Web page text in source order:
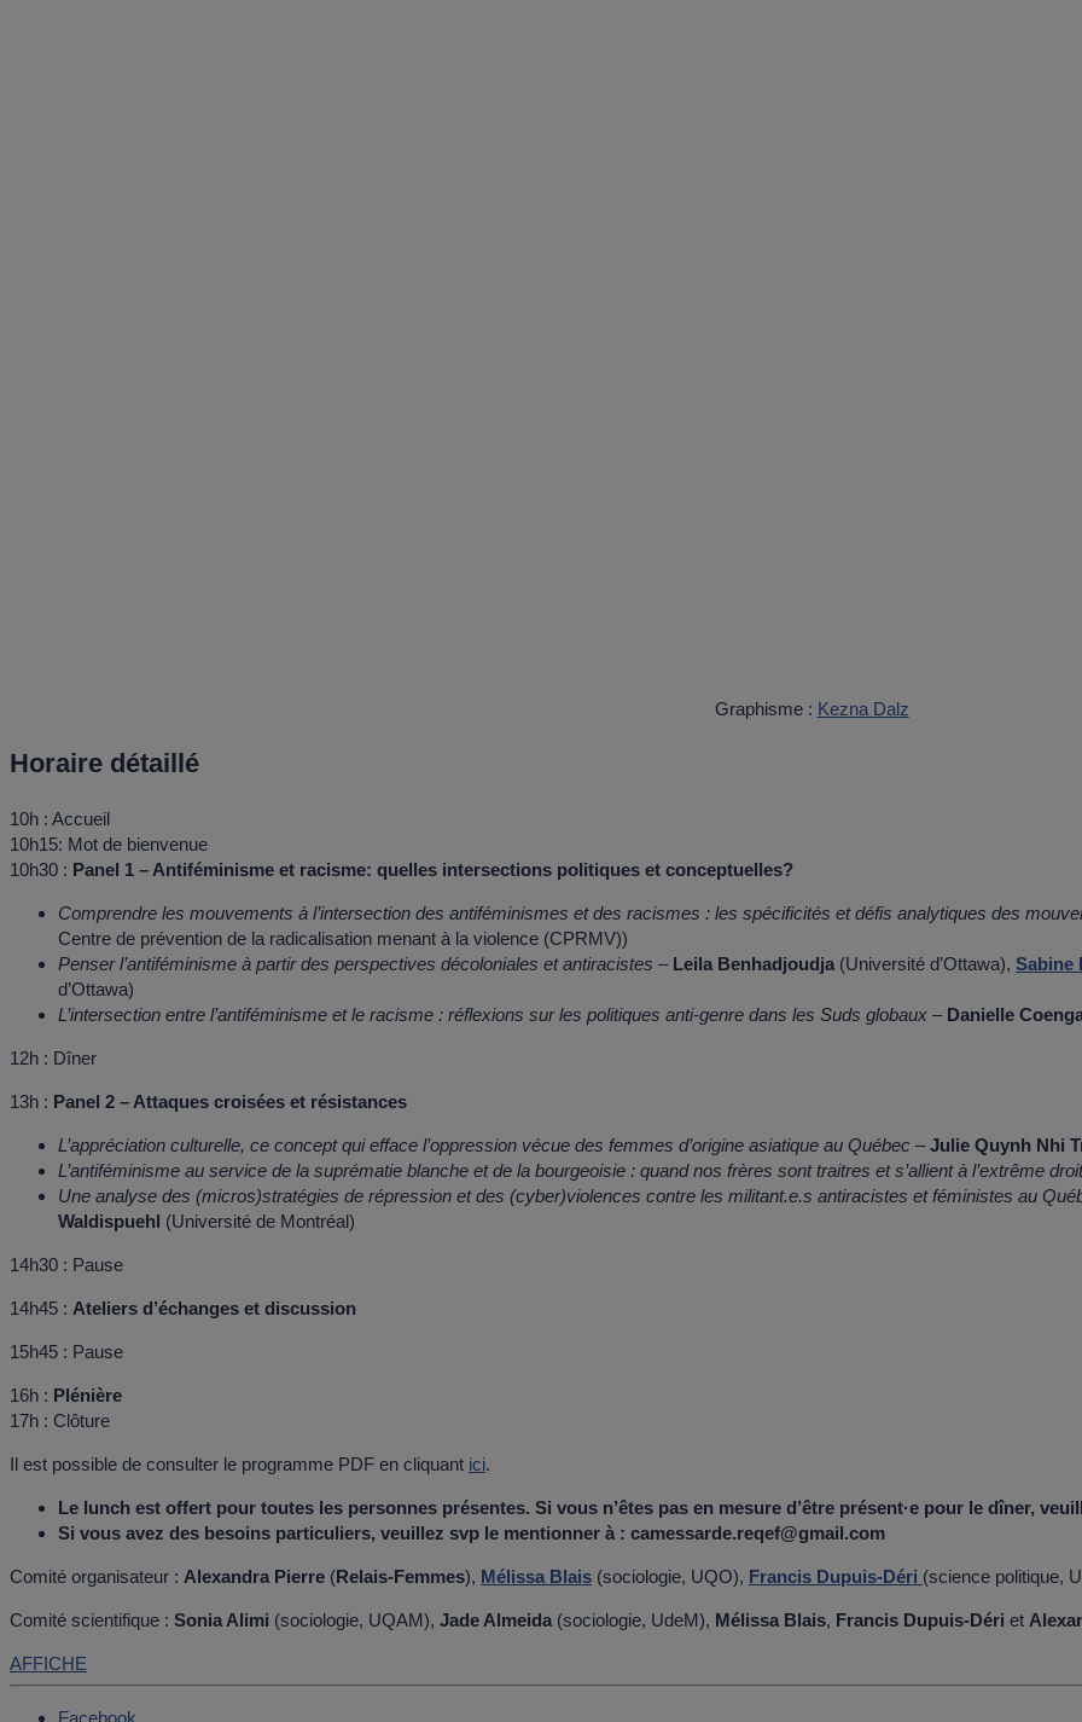
Graphisme : Kezna Dalz
Horaire détaillé
10h : Accueil
10h15: Mot de bienvenue
10h30 : Panel 1 – Antiféminisme et racisme: quelles intersections politiques et conceptuelles?
Comprendre les mouvements à l’intersection des antiféminismes et des racismes : les spécificités et défis analytiques des
Centre de prévention de la radicalisation menant à la violence (CPRMV))
Penser l’antiféminisme à partir des perspectives décoloniales et antiracistes –Leila Benhadjoudja (Université d’Ottawa), Sabine
d’Ottawa)
L’intersection entre l’antiféminisme et le racisme : réflexions sur les politiques anti-genre dans les Suds globaux – Danielle
12h : Dîner
13h : Panel 2 – Attaques croisées et résistances
L’appréciation culturelle, ce concept qui efface l’oppression vécue des femmes d’origine asiatique au Québec –Julie Quynh Nhi
L’antiféminisme au service de la suprématie blanche et de la bourgeoisie : quand nos frères sont traitres et s’allient à l’extrême
Une analyse des (micros)stratégies de répression et des (cyber)violences contre les militant.e.s antiracistes et féministes au
Waldispuehl (Université de Montréal)
14h30 : Pause
14h45 : Ateliers d’échanges et discussion
15h45 : Pause
16h : Plénière
17h : Clôture
Il est possible de consulter le programme PDF en cliquant ici.
Le lunch est offert pour toutes les personnes présentes. Si vous n’êtes pas en mesure d’être présent·e pour le dîner,
Si vous avez des besoins particuliers, veuillez svp le mentionner à : camessarde.reqef@gmail.com
Comité organisateur : Alexandra Pierre (Relais-Femmes), Mélissa Blais (sociologie, UQO), Francis Dupuis-Déri (science politique,
Comité scientifique : Sonia Alimi (sociologie, UQAM), Jade Almeida (sociologie, UdeM), Mélissa Blais, Francis Dupuis-Déri et
AFFICHE
Facebook